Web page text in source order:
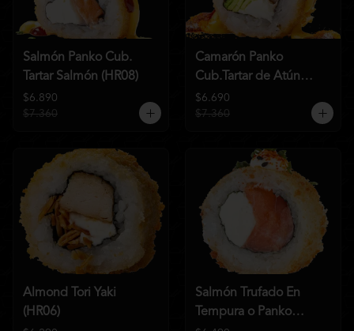
Salmón Panko Cub.
Tartar Salmón (HR08)
$6.890
$7.360
Camarón Panko
Cub.Tartar de Atún
(HR07)
$6.690
$7.360
Almond Tori Yaki
(HR06)
Salmón Trufado En
Tempura o Panko